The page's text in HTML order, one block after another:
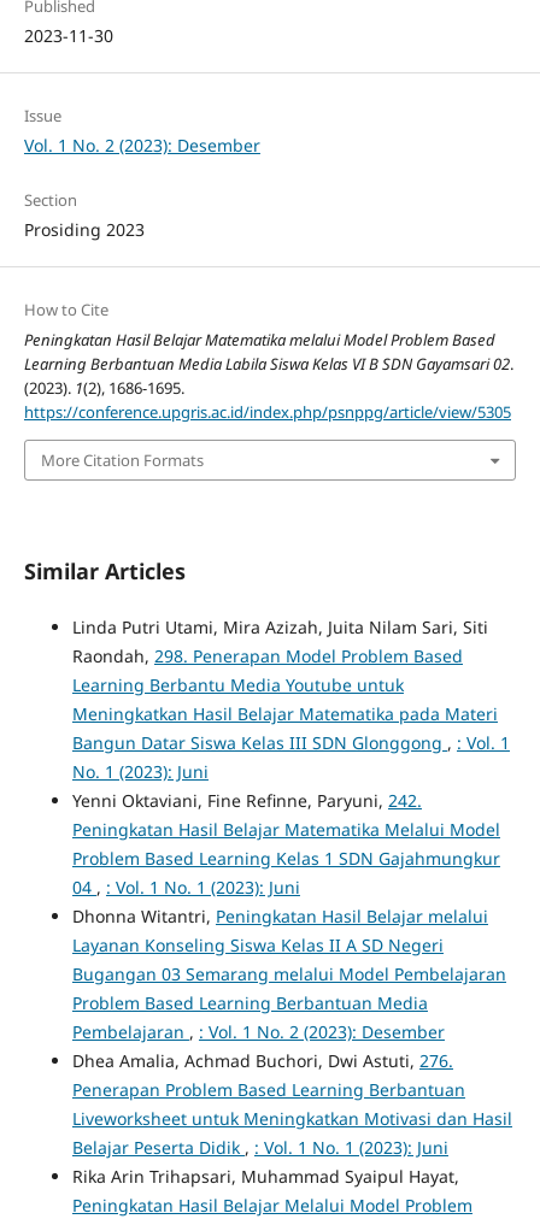
Published
2023-11-30
Issue
Vol. 1 No. 2 (2023): Desember
Section
Prosiding 2023
How to Cite
Peningkatan Hasil Belajar Matematika melalui Model Problem Based
Learning Berbantuan Media Labila Siswa Kelas VI B SDN Gayamsari 02.
(2023). 1(2), 1686-1695.
https://conference.upgris.ac.id/index.php/psnppg/article/view/5305
More Citation Formats
Similar Articles
Linda Putri Utami, Mira Azizah, Juita Nilam Sari, Siti
Raondah, 298. Penerapan Model Problem Based
Learning Berbantu Media Youtube untuk
Meningkatkan Hasil Belajar Matematika pada Materi
Bangun Datar Siswa Kelas III SDN Glonggong , : Vol. 1
No. 1 (2023): Juni
Yenni Oktaviani, Fine Refinne, Paryuni, 242.
Peningkatan Hasil Belajar Matematika Melalui Model
Problem Based Learning Kelas 1 SDN Gajahmungkur
04 , : Vol. 1 No. 1 (2023): Juni
Dhonna Witantri, Peningkatan Hasil Belajar melalui
Layanan Konseling Siswa Kelas II A SD Negeri
Bugangan 03 Semarang melalui Model Pembelajaran
Problem Based Learning Berbantuan Media
Pembelajaran , : Vol. 1 No. 2 (2023): Desember
Dhea Amalia, Achmad Buchori, Dwi Astuti, 276.
Penerapan Problem Based Learning Berbantuan
Liveworksheet untuk Meningkatkan Motivasi dan Hasil
Belajar Peserta Didik , : Vol. 1 No. 1 (2023): Juni
Rika Arin Trihapsari, Muhammad Syaipul Hayat,
Peningkatan Hasil Belajar Melalui Model Problem